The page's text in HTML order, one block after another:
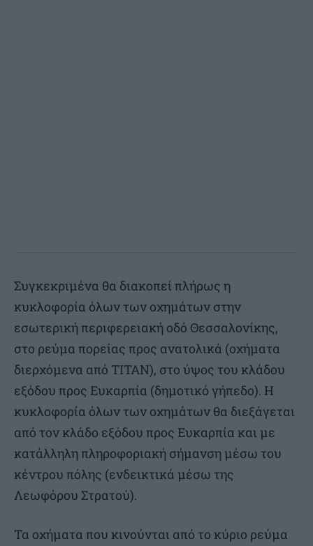
Συγκεκριμένα θα διακοπεί πλήρως η
κυκλοφορία όλων των οχημάτων στην
εσωτερική περιφερειακή οδό Θεσσαλονίκης,
στο ρεύμα πορείας προς ανατολικά (οχήματα
διερχόμενα από ΤΙΤΑΝ), στο ύψος του κλάδου
εξόδου προς Ευκαρπία (δημοτικό γήπεδο). Η
κυκλοφορία όλων των οχημάτων θα διεξάγεται
από τον κλάδο εξόδου προς Ευκαρπία και με
κατάλληλη πληροφοριακή σήμανση μέσω του
κέντρου πόλης (ενδεικτικά μέσω της
Λεωφόρου Στρατού).
Τα οχήματα που κινούνται από το κύριο ρεύμα